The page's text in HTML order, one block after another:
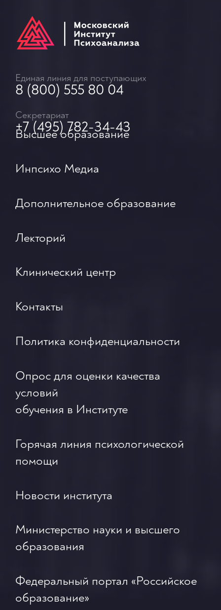
Единая линия для поступающих
8 (800) 555 80 04
Секретариат
+7 (495) 782-34-43
Высшее образование
Инпсихо Медиа
Дополнительное образование
Лекторий
Клинический центр
Контакты
Политика конфиденциальности
Опрос для оценки качества
условий
обучения в Институте
Горячая линия психологической
помощи
Новости института
Министерство науки и высшего
образования
Федеральный портал «Российское
образование»